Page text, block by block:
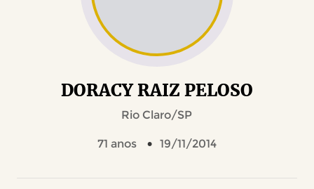
DORACY RAIZ PELOSO
Rio Claro/SP
71 anos 19/11/2014